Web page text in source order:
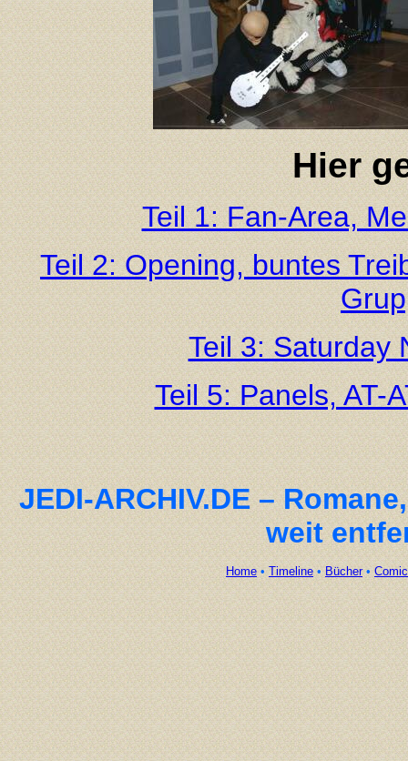
Hier
Teil 1: Fan-Area,
Teil 2: Opening, buntes
Teil 3: Saturday
Teil 5: Panels, AT-
JEDI-ARCHIV.DE –
weit
Home • Timeline• Bücher•